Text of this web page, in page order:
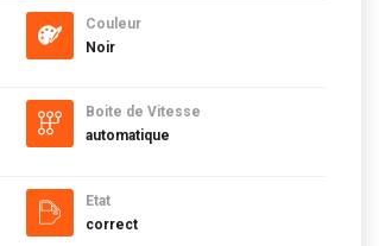
Couleur
Noir
Boite de Vitesse
automatique
Etat
correct